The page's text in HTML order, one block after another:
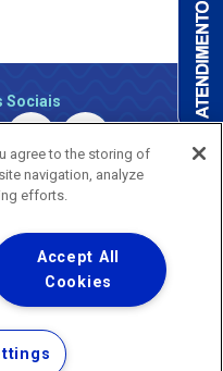
Sociais
os Direitos Reservados.
a vida
e Aplicativos
de Dados
agree to the storing of
navigation, analyze
efforts.
Accept All
Cookies